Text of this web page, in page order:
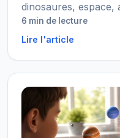
dinosaures, espace,
6 min de lecture
Lire l'article